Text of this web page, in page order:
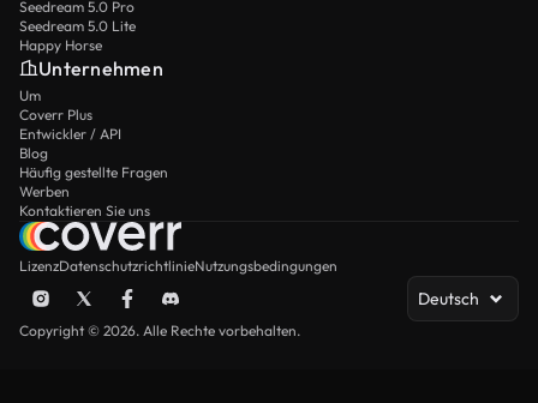
Seedream 5.0 Pro
Seedream 5.0 Lite
Happy Horse
Unternehmen
Um
Coverr Plus
Entwickler / API
Blog
Häufig gestellte Fragen
Werben
Kontaktieren Sie uns
LizenzDatenschutzrichtlinieNutzungsbedingungen
Deutsch
Copyright © 2026. Alle Rechte vorbehalten.